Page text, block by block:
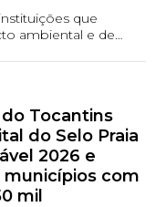
que
ambiental e de
Tocantins
do Selo Praia
2026 e
municípios com
mil